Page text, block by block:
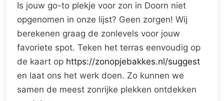
Is jouw go-to plekje voor zon in Doorn niet
opgenomen in onze lijst? Geen zorgen! Wij
berekenen graag de zonlevels voor jouw
favoriete spot. Teken het terras eenvoudig op
de kaart op https://zonopjebakkes.nl/suggest
en laat ons het werk doen. Zo kunnen we
samen de meest zonrijke plekken ontdekken